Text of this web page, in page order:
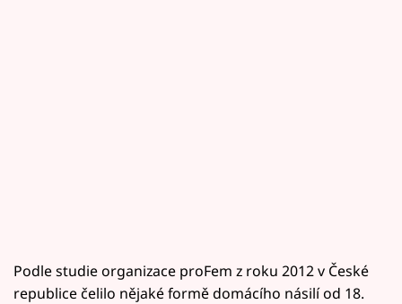
Podle studie organizace proFem z roku 2012 v České
republice čelilo nějaké formě domácího násilí od 18.